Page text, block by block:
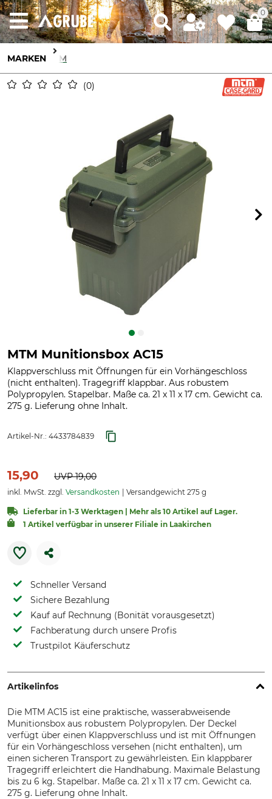
0
MARKEN MTM
0
MTM Munitionsbox AC15
Klappverschluss mit Öffnungen für ein Vorhängeschloss
(nicht enthalten). Tragegriff klappbar. Aus robustem
Polypropylen. Stapelbar. Maße ca. 21 x 11 x 17 cm. Gewicht ca.
275 g. Lieferung ohne Inhalt.
Artikel-Nr.: 4433784839
15,90 UVP19,00
inkl. MwSt. zzgl. Versandkosten Versandgewicht 275 g
Lieferbar in 1-3 Werktagen | Mehr als 10 Artikel auf Lager.
1 Artikel verfügbar in unserer Filiale in Laakirchen
Schneller Versand
Sichere Bezahlung
Kauf auf Rechnung (Bonität vorausgesetzt)
Fachberatung durch unsere Profis
Trustpilot Käuferschutz
Artikelinfos
Die MTM AC15 ist eine praktische, wasserabweisende
Munitionsbox aus robustem Polypropylen. Der Deckel
verfügt über einen Klappverschluss und ist mit Öffnungen
für ein Vorhängeschloss versehen (nicht enthalten), um
einen sicheren Transport zu gewährleisten. Ein klappbarer
Tragegriff erleichtert die Handhabung. Maximale Belastung
bis zu 6 kg. Stapelbar. Maße ca. 21 x 11 x 17 cm. Gewicht ca.
275 g. Lieferung ohne Inhalt.